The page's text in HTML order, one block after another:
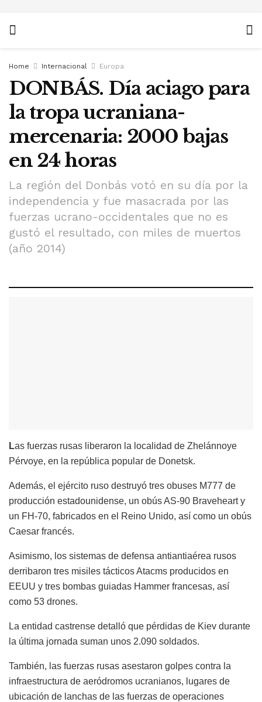
Home Internacional Europa
DONBÁS. Día aciago para
la tropa ucraniana-
mercenaria: 2000 bajas
en 24 horas
La región del Donbás votó en su día por la
independencia y fue masacrada por las
fuerzas ucrano-occidentales que no es
gustó el resultado, con miles de muertos
(año 2014)
Las fuerzas rusas liberaron la localidad de Zhelánnoye
Pérvoye, en la república popular de Donetsk.
Además, el ejército ruso destruyó tres obuses M777 de
producción estadounidense, un obús AS-90 Braveheart y
un FH-70, fabricados en el Reino Unido, así como un obús
Caesar francés.
Asimismo, los sistemas de defensa antiantiaérea rusos
derribaron tres misiles tácticos Atacms producidos en
EEUU y tres bombas guiadas Hammer francesas, así
como 53 drones.
La entidad castrense detalló que pérdidas de Kiev durante
la última jornada suman unos 2.090 soldados.
También, las fuerzas rusas asestaron golpes contra la
infraestructura de aeródromos ucranianos, lugares de
ubicación de lanchas de las fuerzas de operaciones